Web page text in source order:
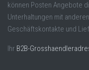
können Posten Angebote
Unterhaltungen mit
Geschäftskontakte und
Ihr B2B-